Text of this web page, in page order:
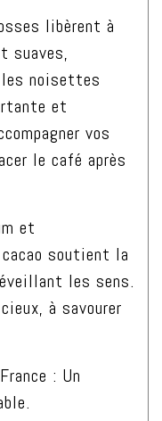
libèrent à
suaves,
noisettes
et
vos
le café après
et
soutient la
les sens.
à savourer
: Un